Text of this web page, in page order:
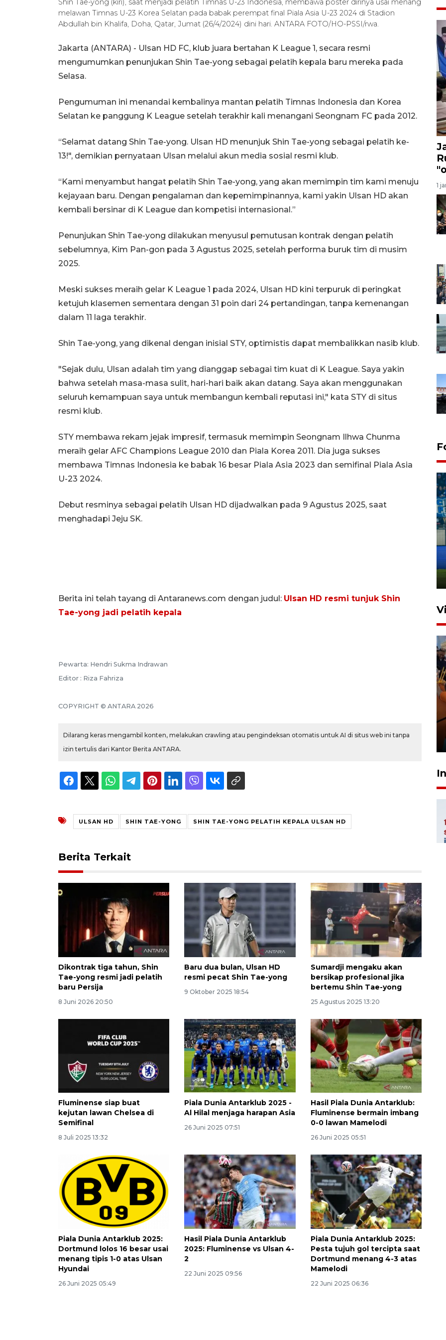
Shin Tae-yong (kiri), saat menjadi pelatih Timnas U-23 Indonesia, membawa poster dirinya usai menang
melawan Timnas U-23 Korea Selatan pada babak perempat final Piala Asia U-23 2024 di Stadion
Abdullah bin Khalifa, Doha, Qatar, Jumat (26/4/2024) dini hari. ANTARA FOTO/HO-PSSI/rwa.
Jakarta (ANTARA) - Ulsan HD FC, klub juara bertahan K League 1, secara resmi
mengumumkan penunjukan Shin Tae-yong sebagai pelatih kepala baru mereka pada
Selasa.
Pengumuman ini menandai kembalinya mantan pelatih Timnas Indonesia dan Korea
Selatan ke panggung K League setelah terakhir kali menangani Seongnam FC pada 2012.
“Selamat datang Shin Tae-yong. Ulsan HD menunjuk Shin Tae-yong sebagai pelatih ke-
13!", demikian pernyataan Ulsan melalui akun media sosial resmi klub.
“Kami menyambut hangat pelatih Shin Tae-yong, yang akan memimpin tim kami menuju
kejayaan baru. Dengan pengalaman dan kepemimpinannya, kami yakin Ulsan HD akan
kembali bersinar di K League dan kompetisi internasional.”
Penunjukan Shin Tae-yong dilakukan menyusul pemutusan kontrak dengan pelatih
sebelumnya, Kim Pan-gon pada 3 Agustus 2025, setelah performa buruk tim di musim
2025.
Meski sukses meraih gelar K League 1 pada 2024, Ulsan HD kini terpuruk di peringkat
ketujuh klasemen sementara dengan 31 poin dari 24 pertandingan, tanpa kemenangan
dalam 11 laga terakhir.
Shin Tae-yong, yang dikenal dengan inisial STY, optimistis dapat membalikkan nasib klub.
"Sejak dulu, Ulsan adalah tim yang dianggap sebagai tim kuat di K League. Saya yakin
bahwa setelah masa-masa sulit, hari-hari baik akan datang. Saya akan menggunakan
seluruh kemampuan saya untuk membangun kembali reputasi ini," kata STY di situs
resmi klub.
STY membawa rekam jejak impresif, termasuk memimpin Seongnam Ilhwa Chunma
meraih gelar AFC Champions League 2010 dan Piala Korea 2011. Dia juga sukses
membawa Timnas Indonesia ke babak 16 besar Piala Asia 2023 dan semifinal Piala Asia
U-23 2024.
Debut resminya sebagai pelatih Ulsan HD dijadwalkan pada 9 Agustus 2025, saat
menghadapi Jeju SK.
Berita ini telah tayang di Antaranews.com dengan judul: Ulsan HD resmi tunjuk Shin
Tae-yong jadi pelatih kepala
Pewarta: Hendri Sukma Indrawan
Editor : Riza Fahriza
COPYRIGHT © ANTARA 2026
Dilarang keras mengambil konten, melakukan crawling atau pengindeksan otomatis untuk AI di situs web ini tanpa
izin tertulis dari Kantor Berita ANTARA.
ULSAN HD SHIN TAE-YONG SHIN TAE-YONG PELATIH KEPALA ULSAN HD
Berita Terkait
Dikontrak tiga tahun, Shin
Tae-yong resmi jadi pelatih
baru Persija
8 Juni 2026 20:50
Baru dua bulan, Ulsan HD
resmi pecat Shin Tae-yong
9 Oktober 2025 18:54
Sumardji mengaku akan
bersikap profesional jika
bertemu Shin Tae-yong
25 Agustus 2025 13:20
Fluminense siap buat
kejutan lawan Chelsea di
Semifinal
8 Juli 2025 13:32
Piala Dunia Antarklub 2025 -
Al Hilal menjaga harapan Asia
26 Juni 2025 07:51
Hasil Piala Dunia Antarklub:
Fluminense bermain imbang
0-0 lawan Mamelodi
26 Juni 2025 05:51
Piala Dunia Antarklub 2025:
Dortmund lolos 16 besar usai
menang tipis 1-0 atas Ulsan
Hyundai
26 Juni 2025 05:49
Hasil Piala Dunia Antarklub
2025: Fluminense vs Ulsan 4-
2
22 Juni 2025 09:56
Piala Dunia Antarklub 2025:
Pesta tujuh gol tercipta saat
Dortmund menang 4-3 atas
Mamelodi
22 Juni 2025 06:36
1
29 Juli 2026 01:36
Ekonomi triwulan II-2026
tumbuh 5,29 persen
2026-08-06 18:45:00